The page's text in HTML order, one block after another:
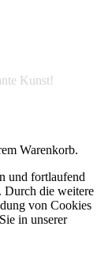
Kunst!
Warenkorb.
und fortlaufend
Durch die weitere
von Cookies
in unserer